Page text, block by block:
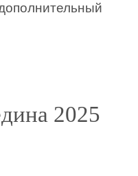
2025